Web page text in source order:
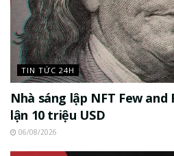
TIN TỨC 24H
Nhà sáng lập NFT Few and
lận 10 triệu USD
06/08/2026